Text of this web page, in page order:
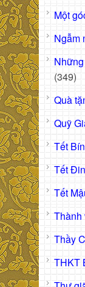
Một
Ngẫm
(349)
Quà
Quỹ
Tết
Tết
Tết
Thành
Thầy
THKT